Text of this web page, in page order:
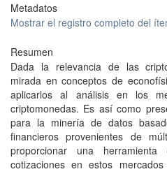
Metadatos
Mostrar el registro completo del
Resumen
Dada la relevancia de las
mirada en conceptos de
aplicarlos al análisis en los
criptomonedas. Es así como
para la minería de datos
financieros provenientes de
proporcionar una
cotizaciones en estos